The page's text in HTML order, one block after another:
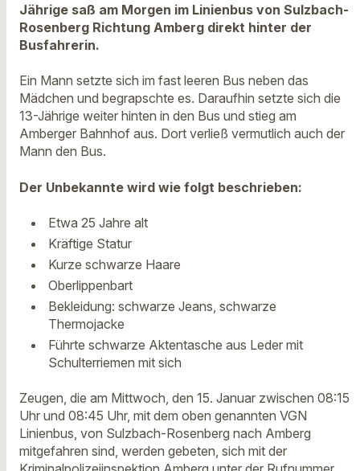
Jährige saß am Morgen im Linienbus von Sulzbach-
Rosenberg Richtung Amberg direkt hinter der
Busfahrerin.
Ein Mann setzte sich im fast leeren Bus neben das
Mädchen und begrapschte es. Daraufhin setzte sich die
13-Jährige weiter hinten in den Bus und stieg am
Amberger Bahnhof aus. Dort verließ vermutlich auch der
Mann den Bus.
Der Unbekannte wird wie folgt beschrieben:
Etwa 25 Jahre alt
Kräftige Statur
Kurze schwarze Haare
Oberlippenbart
Bekleidung: schwarze Jeans, schwarze
Thermojacke
Führte schwarze Aktentasche aus Leder mit
Schulterriemen mit sich
Zeugen, die am Mittwoch, den 15. Januar zwischen 08:15
Uhr und 08:45 Uhr, mit dem oben genannten VGN
Linienbus, von Sulzbach-Rosenberg nach Amberg
mitgefahren sind, werden gebeten, sich mit der